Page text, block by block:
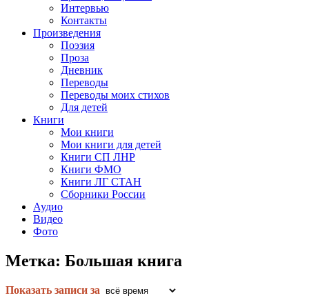
Интервью
Контакты
Произведения
Поэзия
Проза
Дневник
Переводы
Переводы моих стихов
Для детей
Книги
Мои книги
Мои книги для детей
Книги СП ЛНР
Книги ФМО
Книги ЛГ СТАН
Сборники России
Аудио
Видео
Фото
Метка: Большая книга
Показать записи за